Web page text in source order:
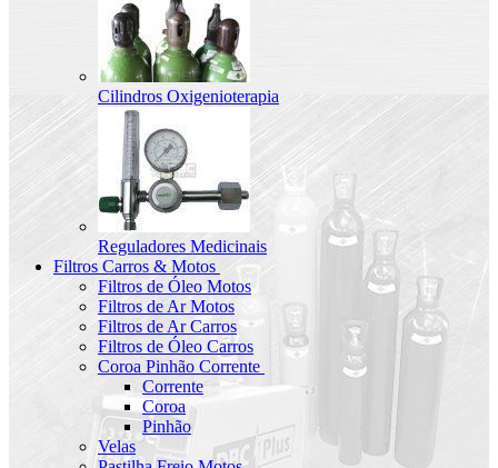
Cilindros Oxigenioterapia
Reguladores Medicinais
Filtros Carros & Motos
Filtros de Óleo Motos
Filtros de Ar Motos
Filtros de Ar Carros
Filtros de Óleo Carros
Coroa Pinhão Corrente
Corrente
Coroa
Pinhão
Velas